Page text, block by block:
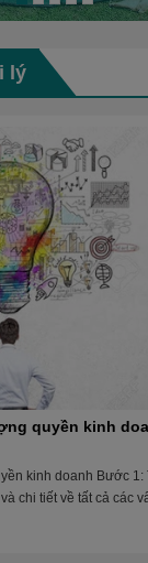
lý
quyền kinh
Tìm hiểu thông tin Quý
chi tiết về tất cả các